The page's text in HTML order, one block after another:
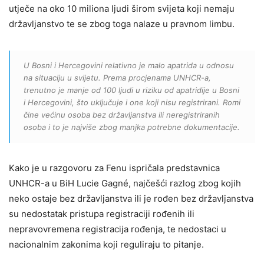
utječe na oko 10 miliona ljudi širom svijeta koji nemaju
državljanstvo te se zbog toga nalaze u pravnom limbu.
U Bosni i Hercegovini relativno je malo apatrida u odnosu
na situaciju u svijetu. Prema procjenama UNHCR-a,
trenutno je manje od 100 ljudi u riziku od apatridije u Bosni
i Hercegovini, što uključuje i one koji nisu registrirani. Romi
čine većinu osoba bez državljanstva ili neregistriranih
osoba i to je najviše zbog manjka potrebne dokumentacije.
Kako je u razgovoru za Fenu ispričala predstavnica
UNHCR-a u BiH Lucie Gagné, najčešći razlog zbog kojih
neko ostaje bez državljanstva ili je rođen bez državljanstva
su nedostatak pristupa registraciji rođenih ili
nepravovremena registracija rođenja, te nedostaci u
nacionalnim zakonima koji reguliraju to pitanje.